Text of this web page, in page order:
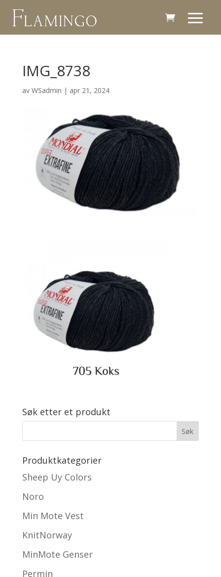
IMG_8738
av WSadmin | apr 21, 2024
Søk etter et produkt
Produktkategorier
Sheep Uy Colors
Noro
Min Mote Vest
KnitNorway
MinMote Genser
Permin